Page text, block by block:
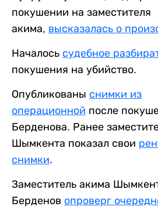
покушении на заместителя
акима, высказалась о
Началось судебное
покушения на убийство.
Опубликованы снимки из
операционной после
Берденова. Ранее
Шымкента показал свои
снимки.
Заместитель акима
Берденов опроверг